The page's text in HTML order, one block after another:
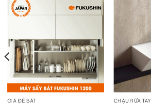
GIÁ ĐỂ BÁT CHẬU RỬA TAY